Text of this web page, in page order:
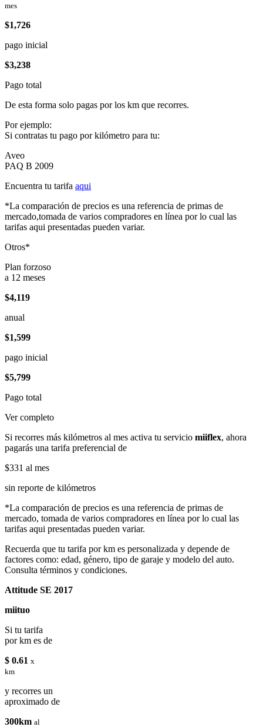
mes
$1,726
pago inicial
$3,238
Pago total
De esta forma solo pagas por los km que recorres.
Por ejemplo:
Si contratas tu pago por kilómetro para tu:
Aveo
PAQ B 2009
Encuentra tu tarifa aqui
*La comparación de precios es una referencia de primas de
mercado,tomada de varios compradores en línea por lo cual las
tarifas aqui presentadas pueden variar.
Otros*
Plan forzoso
a 12 meses
$4,119
anual
$1,599
pago inicial
$5,799
Pago total
Ver completo
Si recorres más kilómetros al mes activa tu servicio miiflex, ahora
pagarás una tarifa preferencial de
$331 al mes
sin reporte de kilómetros
*La comparación de precios es una referencia de primas de
mercado, tomada de varios compradores en línea por lo cual las
tarifas aqui presentadas pueden variar.
Recuerda que tu tarifa por km es personalizada y depende de
factores como: edad, género, tipo de garaje y modelo del auto.
Consulta términos y condiciones.
Attitude SE 2017
miituo
Si tu tarifa
por km es de
$ 0.61 x
km
y recorres un
aproximado de
300km al